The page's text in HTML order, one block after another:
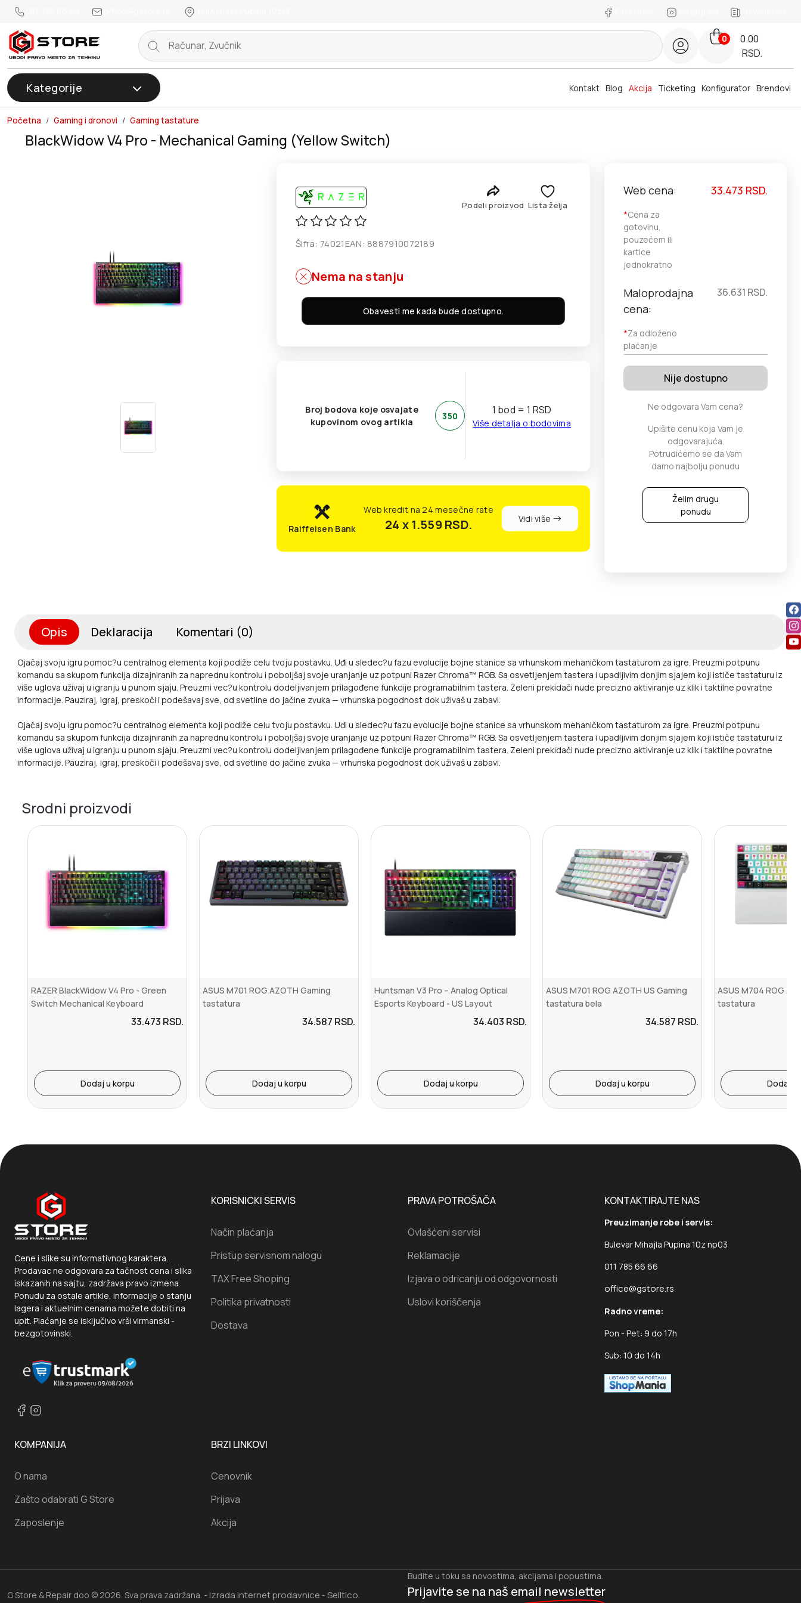
Instagram Newsletter
0
0.00
RSD.
Kategorije Brendovi
Blog Akcija
Kontakt Ticketing Konfigurator
Početna Gaming i dronovi Gaming tastature
BlackWidow V4 Pro - Mechanical Gaming (Yellow Switch)
Podeli proizvod Lista želja
Šifra: 74021EAN: 8887910072189
Nema na stanju
Obavesti me kada bude dostupno.
Broj bodova koje osvajate
kupovinom ovog artikla
350 1 bod = 1 RSD
Više detalja o bodovima
Raiffeisen Bank
Web kredit na 24 mesečne rate
24 x 1.559 RSD. Vidi više
Web cena:
*Cena za
gotovinu,
pouzećem ili
kartice
jednokratno
33.473 RSD.
Maloprodajna
cena:
*Za odloženo
plaćanje
36.631 RSD.
Nije dostupno
Ne odgovara Vam cena?
Upišite cenu koja Vam je
odgovarajuća.
Potrudićemo se da Vam
damo najbolju ponudu
Želim drugu
ponudu
Opis Deklaracija Komentari (0)
Ojačaj svoju igru pomoc?u centralnog elementa koji podiže celu tvoju postavku. Uđi u sledec?u fazu evolucije bojne stanice sa vrhunskom mehaničkom tastaturom za igre. Preuzmi potpunu
komandu sa skupom funkcija dizajniranih za naprednu kontrolu i poboljšaj svoje uranjanje uz potpuni Razer Chroma™ RGB. Sa osvetljenjem tastera i upadljivim donjim sjajem koji ističe tastaturu iz
više uglova uživaj u igranju u punom sjaju. Preuzmi vec?u kontrolu dodeljivanjem prilagođene funkcije programabilnim tastera. Zeleni prekidači nude precizno aktiviranje uz klik i taktilne povratne
informacije. Pauziraj, igraj, preskoči i podešavaj sve, od svetline do jačine zvuka — vrhunska pogodnost dok uživaš u zabavi.
Ojačaj svoju igru pomoc?u centralnog elementa koji podiže celu tvoju postavku. Uđi u sledec?u fazu evolucije bojne stanice sa vrhunskom mehaničkom tastaturom za igre. Preuzmi potpunu
komandu sa skupom funkcija dizajniranih za naprednu kontrolu i poboljšaj svoje uranjanje uz potpuni Razer Chroma™ RGB. Sa osvetljenjem tastera i upadljivim donjim sjajem koji ističe tastaturu iz
više uglova uživaj u igranju u punom sjaju. Preuzmi vec?u kontrolu dodeljivanjem prilagođene funkcije programabilnim tastera. Zeleni prekidači nude precizno aktiviranje uz klik i taktilne povratne
informacije. Pauziraj, igraj, preskoči i podešavaj sve, od svetline do jačine zvuka — vrhunska pogodnost dok uživaš u zabavi.
Srodni proizvodi
RAZER BlackWidow V4 Pro - Green
Switch Mechanical Keyboard
33.473 RSD.
Dodaj u korpu
ASUS M701 ROG AZOTH Gaming
tastatura
34.587 RSD.
Dodaj u korpu
Huntsman V3 Pro – Analog Optical
Esports Keyboard - US Layout
34.403 RSD.
Dodaj u korpu
ASUS M701 ROG AZOTH US Gaming
tastatura bela
34.587 RSD.
Dodaj u korpu
ASUS M704 ROG
tastatura
Dodaj u
Cene i slike su informativnog karaktera.
Prodavac ne odgovara za tačnost cena i slika
iskazanih na sajtu, zadržava pravo izmena.
Ponudu za ostale artikle, informacije o stanju
lagera i aktuelnim cenama možete dobiti na
upit. Plaćanje se isključivo vrši virmanski -
bezgotovinski.
KORISNICKI SERVIS
Način plaćanja
Pristup servisnom nalogu
TAX Free Shoping
Politika privatnosti
Dostava
PRAVA POTROŠAČA
Ovlašćeni servisi
Reklamacije
Izjava o odricanju od odgovornosti
Uslovi koriščenja
KONTAKTIRAJTE NAS
Preuzimanje robe i servis:
Bulevar Mihajla Pupina 10z np03
011 785 66 66
office@gstore.rs
Radno vreme:
Pon - Pet: 9 do 17h
Sub: 10 do 14h
KOMPANIJA
O nama
Zašto odabrati G Store
Zaposlenje
BRZI LINKOVI
Cenovnik
Prijava
Akcija
G Store & Repair doo © 2026. Sva prava zadržana. - Izrada internet prodavnice - Selltico.
Budite u toku sa novostima, akcijama i popustima.
Prijavite se na naš email newsletter